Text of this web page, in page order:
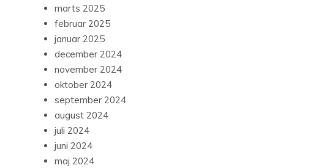
marts 2025
februar 2025
januar 2025
december 2024
november 2024
oktober 2024
september 2024
august 2024
juli 2024
juni 2024
maj 2024